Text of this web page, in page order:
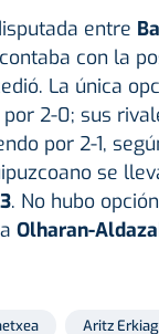
entre
con la
La única
2-0; sus
por 2-1,
se
. No hubo
Olharan-
Aritz